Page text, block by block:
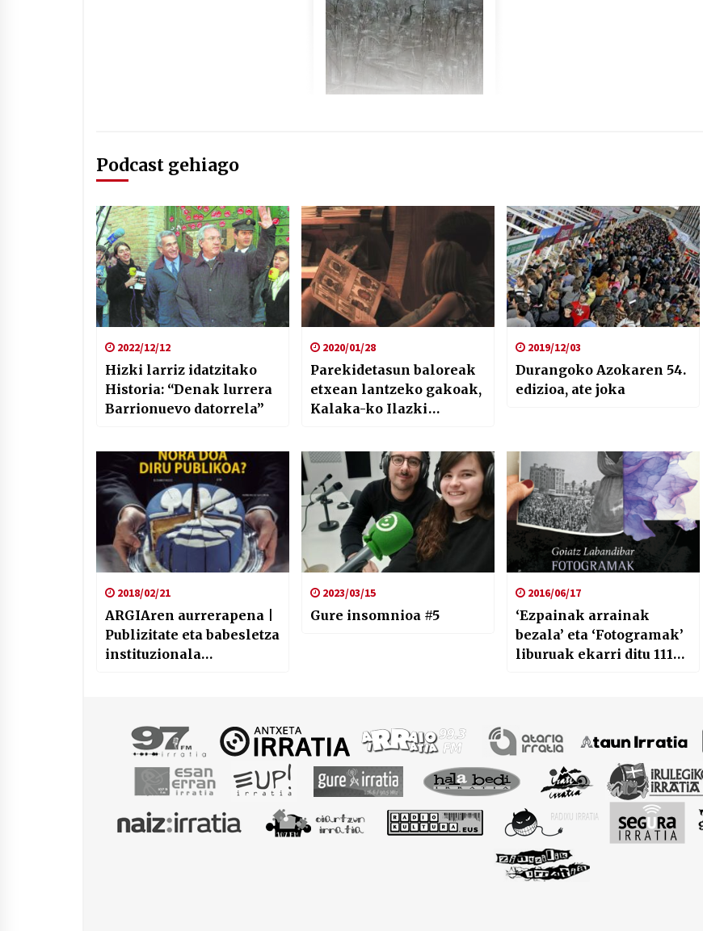
Podcast gehiago
2022/12/12
Hizki larriz idatzitako
Historia: “Denak lurrera
Barrionuevo datorrela”
2020/01/28
Parekidetasun baloreak
etxean lantzeko gakoak,
Kalaka-ko Ilazki
2019/12/03
Durangoko Azokaren 54.
edizioa, ate joka
2018/02/21
ARGIAren aurrerapena |
Publizitate eta babesletza
instituzionala
Komunak proiektua
2023/03/15
Gure insomnioa #5
2016/06/17
‘Ezpainak arrainak
bezala’ eta ‘Fotogramak’
liburuak ekarri ditu 111